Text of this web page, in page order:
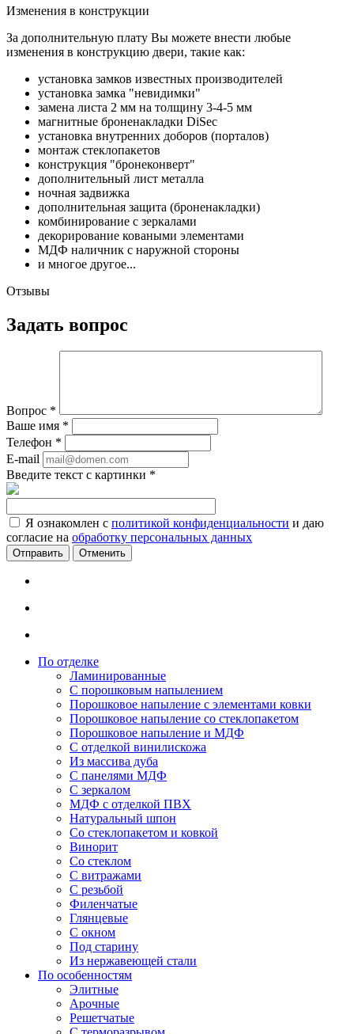
Изменения в конструкции
За дополнительную плату Вы можете внести любые
изменения в конструкцию двери, такие как:
установка замков известных производителей
установка замка "невидимки"
замена листа 2 мм на толщину 3-4-5 мм
магнитные броненакладки DiSec
установка внутренних доборов (порталов)
монтаж стеклопакетов
конструкция "бронеконверт"
дополнительный лист металла
ночная задвижка
дополнительная защита (броненакладки)
комбинирование с зеркалами
декорирование коваными элементами
МДФ наличник с наружной стороны
и многое другое...
Отзывы
Задать вопрос
Вопрос *
Ваше имя *
Телефон *
E-mail
Введите текст с картинки *
Я ознакомлен с политикой конфиденциальности и даю
согласие на обработку персональных данных
Отменить
По отделке
Ламинированные
С порошковым напылением
Порошковое напыление с элементами ковки
Порошковое напыление со стеклопакетом
Порошковое напыление и МДФ
С отделкой винилискожа
Из массива дуба
С панелями МДФ
С зеркалом
МДФ с отделкой ПВХ
Натуральный шпон
Со стеклопакетом и ковкой
Винорит
Со стеклом
С витражами
С резьбой
Филенчатые
Глянцевые
С окном
Под старину
Из нержавеющей стали
По особенностям
Элитные
Арочные
Решетчатые